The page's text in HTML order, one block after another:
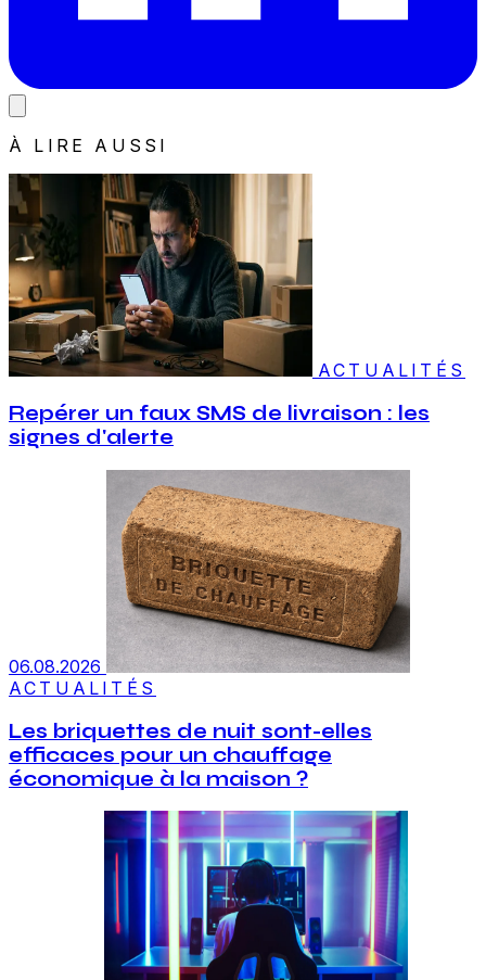
À LIRE AUSSI
ACTUALITÉS
Repérer un faux SMS de livraison : les
signes d'alerte
06.08.2026
ACTUALITÉS
Les briquettes de nuit sont-elles
efficaces pour un chauffage
économique à la maison ?